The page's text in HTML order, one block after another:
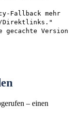
Fallback mehr
Direktlinks."
gecachte Version
– einen